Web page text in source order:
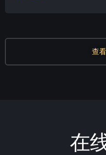
查
在